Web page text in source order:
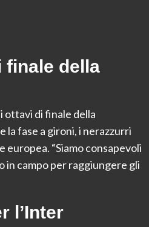
finale della
ottavi di finale della
fase a gironi, i nerazzurri
europea. “Siamo consapevoli
in campo per raggiungere gli
l’Inter